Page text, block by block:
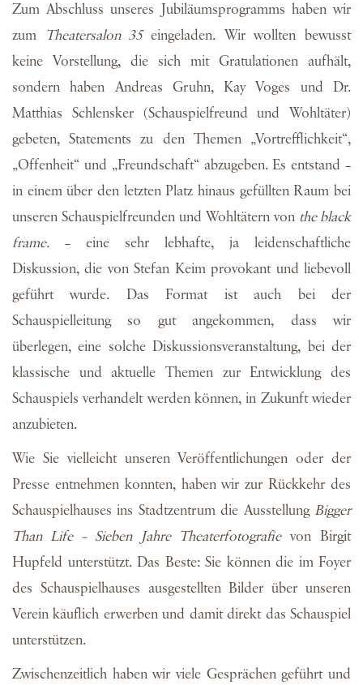
Zum Abschluss unseres Jubiläumsprogramms haben wir
zum Theatersalon 35eingeladen. Wir wollten bewusst
keine Vorstellung, die sich mit Gratulationen aufhält,
sondern haben Andreas Gruhn, Kay Voges und Dr.
Matthias Schlensker (Schauspielfreund und Wohltäter)
gebeten, Statements zu den Themen „Vortrefflichkeit“,
„Offenheit“ und „Freundschaft“ abzugeben. Es entstand –
in einem über den letzten Platz hinaus gefüllten Raum bei
unseren Schauspielfreunden und Wohltätern von the black
frame. – eine sehr lebhafte, ja leidenschaftliche
Diskussion, die von Stefan Keim provokant und liebevoll
geführt wurde. Das Format ist auch bei der
Schauspielleitung so gut angekommen, dass wir
überlegen, eine solche Diskussionsveranstaltung, bei der
klassische und aktuelle Themen zur Entwicklung des
Schauspiels verhandelt werden können, in Zukunft wieder
anzubieten.
Wie Sie vielleicht unseren Veröffentlichungen oder der
Presse entnehmen konnten, haben wir zur Rückkehr des
Schauspielhauses ins Stadtzentrum die Ausstellung Bigger
Than Life – Sieben Jahre Theaterfotografievon Birgit
Hupfeld unterstützt. Das Beste: Sie können die im Foyer
des Schauspielhauses ausgestellten Bilder über unseren
Verein käuflich erwerben und damit direkt das Schauspiel
unterstützen.
Zwischenzeitlich haben wir viele Gesprächen geführt und